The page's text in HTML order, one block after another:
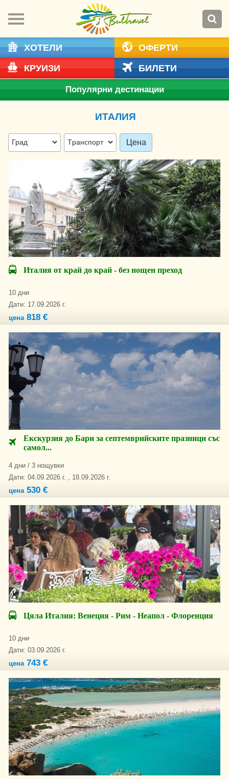
ХОТЕЛИ
ОФЕРТИ
КРУИЗИ
БИЛЕТИ
Популярни дестинации
ИТАЛИЯ
Цена
Италия от край до край - без нощен преход
10 дни
Дати: 17.09.2026 г.
цена818 €
Екскурзия до Бари за септемврийските празници със
самол...
4 дни / 3 нощувки
Дати: 04.09.2026 г. , 18.09.2026 г.
цена530 €
Цяла Италия: Венеция - Рим - Неапол - Флоренция
10 дни
Дати: 03.09.2026 г.
цена743 €